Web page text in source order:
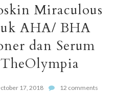
Miraculous
AHA/ BHA
dan Serum
17, 2018 12 comments